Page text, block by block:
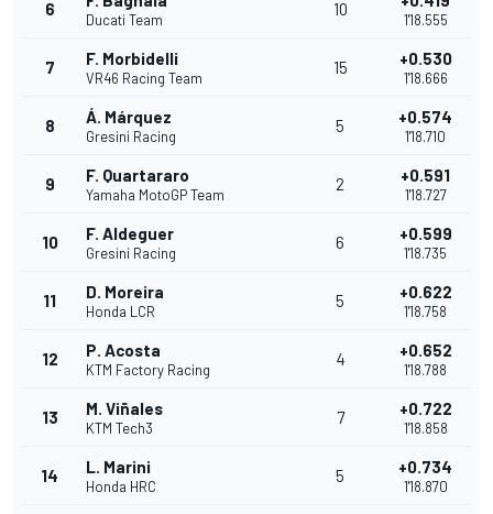
6
Ducati Team
10
1'18.555
7 F. Morbidelli
VR46 Racing Team
15 +0.530
1'18.666
8 Á. Márquez
Gresini Racing
5 +0.574
1'18.710
9 F. Quartararo
Yamaha MotoGP Team
2 +0.591
1'18.727
10 F. Aldeguer
Gresini Racing
6 +0.599
1'18.735
11 D. Moreira
Honda LCR
5 +0.622
1'18.758
12 P. Acosta
KTM Factory Racing
4 +0.652
1'18.788
13 M. Viñales
KTM Tech3
7 +0.722
1'18.858
14 L. Marini
Honda HRC
5 +0.734
1'18.870